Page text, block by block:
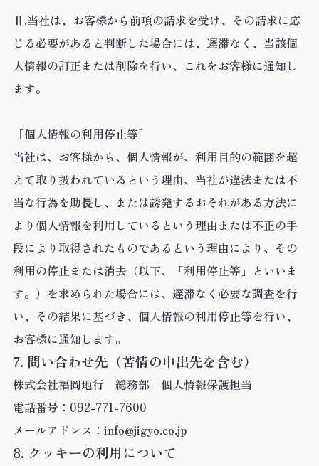
Ⅱ.当社は、お客様から前項の請求を受け、その請求に応
じる必要があると判断した場合には、遅滞なく、当該個
人情報の訂正または削除を行い、これをお客様に通知し
ます。
［個人情報の利用停止等］
当社は、お客様から、個人情報が、利用目的の範囲を超
えて取り扱われているという理由、当社が違法または不
当な行為を助⻑し、または誘発するおそれがある方法に
より個人情報を利用しているという理由または不正の手
段により取得されたものであるという理由により、その
利用の停止または消去（以下、「利用停止等」といいま
す。）を求められた場合には、遅滞なく必要な調査を行
い、その結果に基づき、個人情報の利用停止等を行い、
お客様に通知します。
問い合わせ先（苦情の申出先を含む）
株式会社福岡地行 総務部 個人情報保護担当
電話番号：092-771-7600
メールアドレス：info@jigyo.co.jp
クッキーの利用について